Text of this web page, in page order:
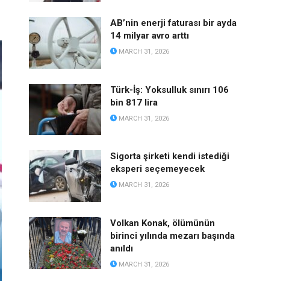
AB’nin enerji faturası bir ayda
14 milyar avro arttı
MARCH 31, 2026
Türk-İş: Yoksulluk sınırı 106
bin 817 lira
MARCH 31, 2026
Sigorta şirketi kendi istediği
eksperi seçemeyecek
MARCH 31, 2026
Volkan Konak, ölümünün
birinci yılında mezarı başında
anıldı
MARCH 31, 2026